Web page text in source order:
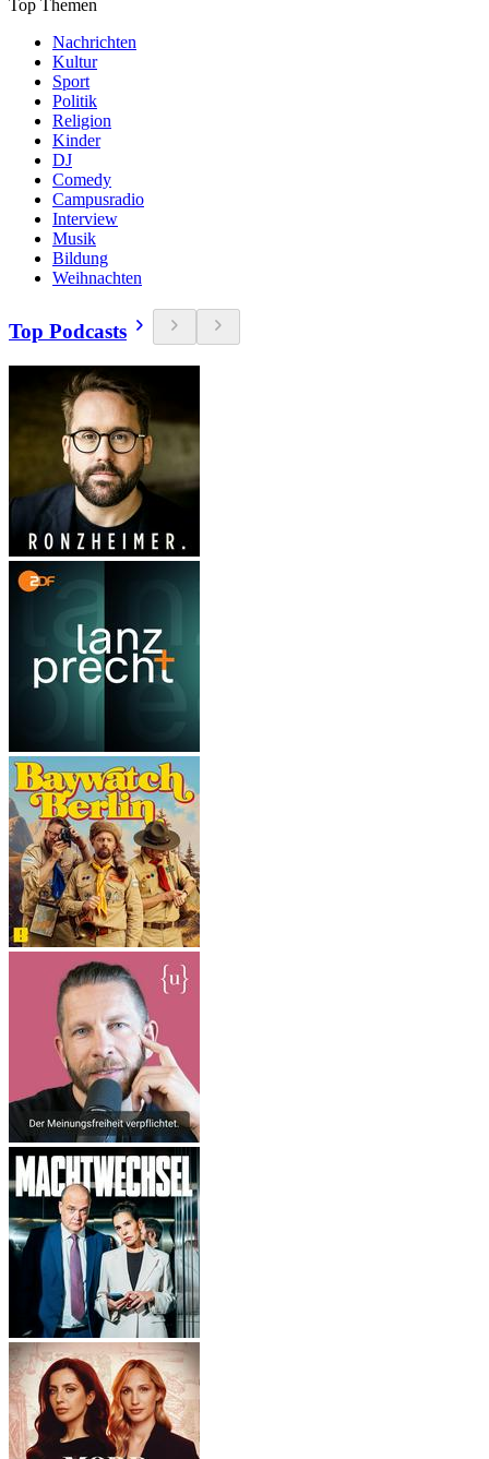
Top Themen
Nachrichten
Kultur
Sport
Politik
Religion
Kinder
DJ
Comedy
Campusradio
Interview
Musik
Bildung
Weihnachten
Top Podcasts